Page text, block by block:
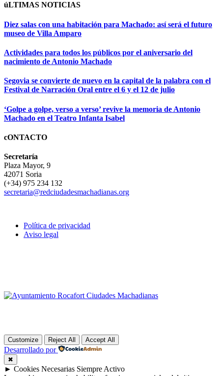
úLTIMAS NOTICIAS
Diez salas con una habitación para Machado: así será el futuro
museo de Villa Amparo
Actividades para todos los públicos por el aniversario del
nacimiento de Antonio Machado
Segovia se convierte de nuevo en la capital de la palabra con el
Festival de Narración Oral entre el 6 y el 12 de julio
‘Golpe a golpe, verso a verso’ revive la memoria de Antonio
Machado en el Teatro Infanta Isabel
cONTACTO
Secretaría
Plaza Mayor, 9
42071 Soria
(+34) 975 234 132
secretaria@redciudadesmachadianas.org
Política de privacidad
Aviso legal
Customize Reject All Accept All
Desarrollado por
✖
► Cookies Necesarias Siempre Activo